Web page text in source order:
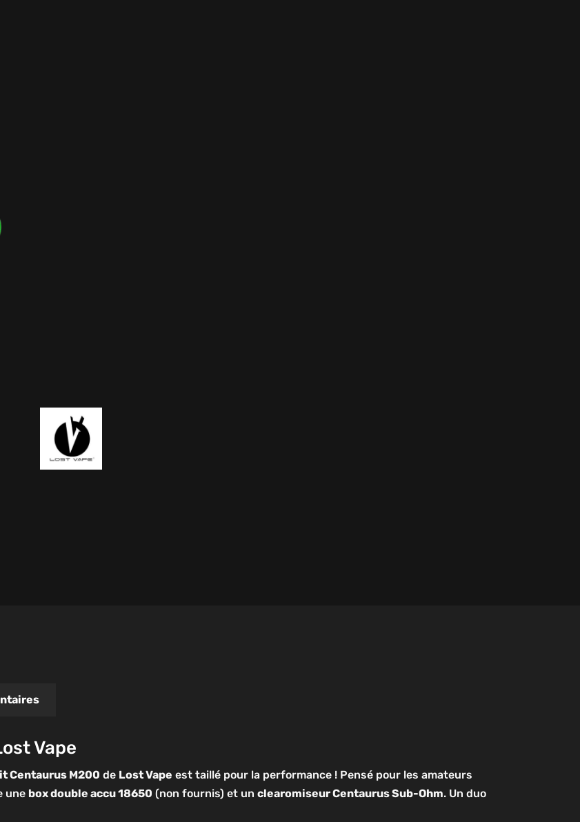
Vape
Centaurus M200 de Lost Vape est taillé pour la performance ! Pensé pour les amateurs
une box double accu 18650 (non fournis) et unclearomiseur Centaurus Sub-Ohm. Un duo